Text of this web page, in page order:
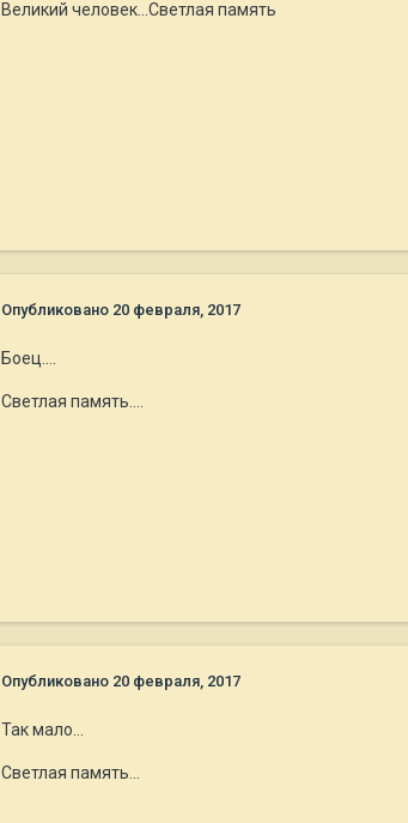
Великий человек...Светлая память
Опубликовано 20 февраля, 2017
Боец....
Светлая память....
Опубликовано 20 февраля, 2017
Так мало...
Светлая память...